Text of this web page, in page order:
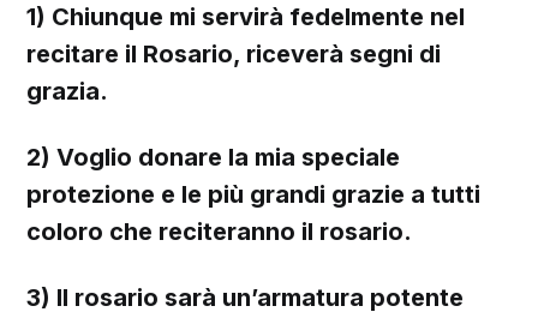
1) Chiunque mi servirà fedelmente nel
recitare il Rosario, riceverà segni di
grazia.
2) Voglio donare la mia speciale
protezione e le più grandi grazie a tutti
coloro che reciteranno il rosario.
3) Il rosario sarà un’armatura potente